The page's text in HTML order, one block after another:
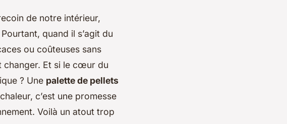
de notre intérieur,
quand il s’agit du
ou coûteuses sans
changer. Et si le cœur du
? Une palette de pellets
c’est une promesse
Voilà un atout trop